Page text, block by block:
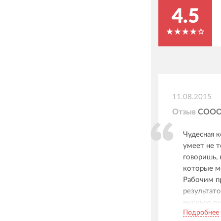
4.5
11.08.2015
Отзыв СООО
Чудесная
умеет не
говоришь,
которые
Рабочим
высшую
Подробнее